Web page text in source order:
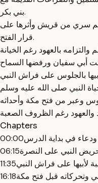
بني بكر.
سري من قريش وأثرها على
قرار الفتح.
بنت أبي سفيان ورفضها السماح
Chapters
00:00في بداية الدرس
06:15النبي على النصرة
11:35لأبيها على فراش النبي
16:18وتحركاته قبل فتح مكة